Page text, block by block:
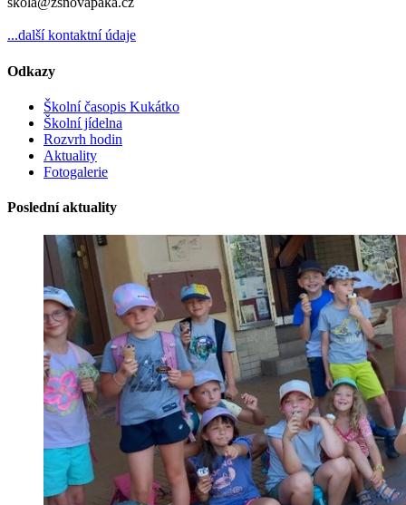
...další kontaktní údaje
Odkazy
Školní časopis Kukátko
Školní jídelna
Rozvrh hodin
Aktuality
Fotogalerie
Poslední aktuality